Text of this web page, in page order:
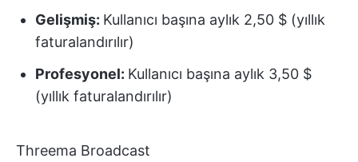
Gelişmiş: Kullanıcı başına aylık 2,50 $ (yıllık
faturalandırılır)
Profesyonel: Kullanıcı başına aylık 3,50 $
(yıllık faturalandırılır)
Threema Broadcast